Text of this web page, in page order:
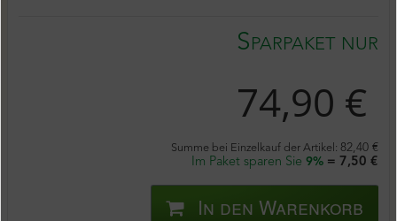
Sparpaket nur
74,90 €
Summe bei Einzelkauf der Artikel: 82,40 €
Im Paket sparen Sie 9% = 7,50 €
In den Warenkorb